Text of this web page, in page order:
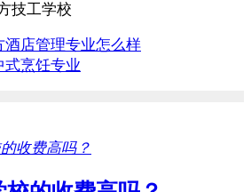
技工学校
酒店管理专业怎么样
式烹饪专业